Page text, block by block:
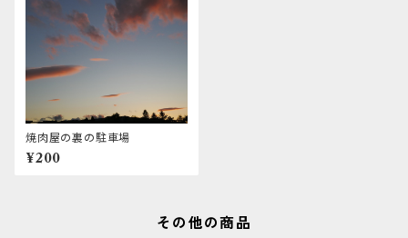
焼肉屋の裏の駐車場
¥200
その他の商品